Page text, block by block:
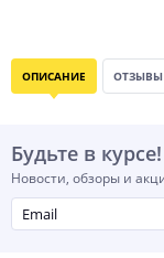
ОПИСАНИЕ
Будьте в курсе!
Новости, обзоры и